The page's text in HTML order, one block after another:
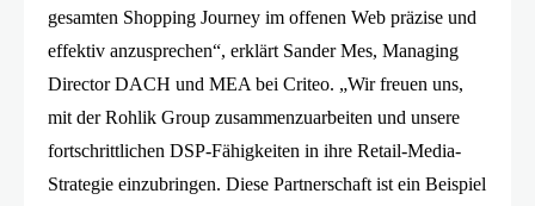
gesamten Shopping Journey im offenen Web präzise und
effektiv anzusprechen“, erklärt Sander Mes, Managing
Director DACH und MEA bei Criteo. „Wir freuen uns,
mit der Rohlik Group zusammenzuarbeiten und unsere
fortschrittlichen DSP-Fähigkeiten in ihre Retail-Media-
Strategie einzubringen. Diese Partnerschaft ist ein Beispiel